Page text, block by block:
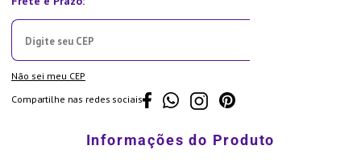
Não sei meu CEP
Compartilhe nas redes sociais